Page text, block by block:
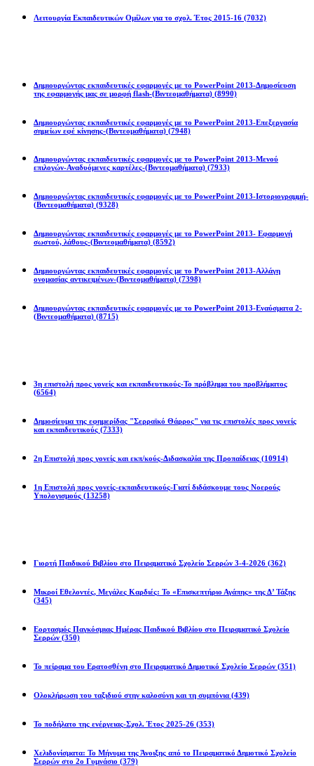
Λειτουργία Εκπαιδευτικών Ομίλων για το σχολ. Έτος 2015-16 (7032)
Δημιουργώντας εκπαιδευτικές εφαρμογές με το PowerPoint 2013-Δημοσίευση
της εφαρμογής μας σε μορφή flash-(Βιντεομαθήματα) (8990)
Δημιουργώντας εκπαιδευτικές εφαρμογές με το PowerPoint 2013-Επεξεργασία
σημείων εφέ κίνησης-(Βιντεομαθήματα) (7948)
Δημιουργώντας εκπαιδευτικές εφαρμογές με το PowerPoint 2013-Μενού
επιλογών-Αναδυόμενες καρτέλες-(Βιντεομαθήματα) (7933)
Δημιουργώντας εκπαιδευτικές εφαρμογές με το PowerPoint 2013-Ιστοριογραμμή-
(Βιντεομαθήματα) (9328)
Δημιουργώντας εκπαιδευτικές εφαρμογές με το PowerPoint 2013- Εφαρμογή
σωστού, λάθους-(Βιντεομαθήματα) (8592)
Δημιουργώντας εκπαιδευτικές εφαρμογές με το PowerPoint 2013-Αλλάγη
ονομασίας αντικειμένων-(Βιντεομαθήματα) (7398)
Δημιουργώντας εκπαιδευτικές εφαρμογές με το PowerPoint 2013-Εναύσματα 2-
(Βιντεομαθήματα) (8715)
3η επιστολή προς γονείς και εκπαιδευτικούς-Το πρόβλημα του προβλήματος
(6564)
Δημοσίευμα της εφημερίδας "Σερραϊκό Θάρρος" για τις επιστολές προς γονείς
και εκπαιδευτικούς (7333)
2η Eπιστολή προς γονείς και εκπ/κούς-Διδασκαλία της Προπαίδειας (10914)
1η Επιστολή προς γονείς-εκπαιδευτικούς-Γιατί διδάσκουμε τους Νοερούς
Υπολογισμούς (13258)
Γιορτή Παιδικού Βιβλίου στο Πειραματικό Σχολείο Σερρών 3-4-2026 (362)
Μικροί Εθελοντές, Μεγάλες Καρδιές: Το «Επισκεπτήριο Αγάπης» της Δ’ Τάξης
(345)
Εορτασμός Παγκόσμιας Ημέρας Παιδικού Βιβλίου στο Πειραματικό Σχολείο
Σερρών (350)
Το πείραμα του Ερατοσθένη στο Πειραματικό Δημοτικό Σχολείο Σερρών (351)
Ολοκλήρωση του ταξιδιού στην καλοσύνη και τη συμπόνια (439)
Το ποδήλατο της ενέργειας-Σχολ. Έτος 2025-26 (353)
Χελιδονίσματα: Το Μήνυμα της Άνοιξης από το Πειραματικό Δημοτικό Σχολείο
Σερρών στο 2ο Γυμνάσιο (379)